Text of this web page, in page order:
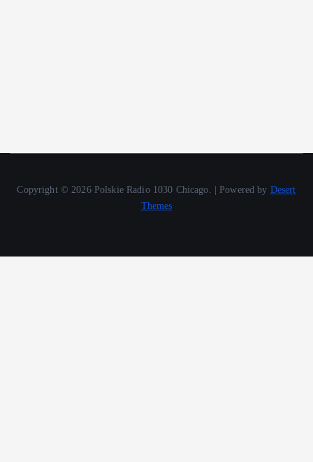
Copyright © 2026 Polskie Radio 1030 Chicago. | Powered by Desert
Themes